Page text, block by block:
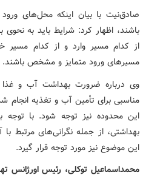
صادق‌نیت با بیان اینکه محل‌های
باشند، اظهار کرد: شرایط باید به
از کدام مسیر وارد و از کدام مسیر
مسیرهای ورود متمایز و مشخص باشند.
وی درباره ضرورت بهداشت آب و
مناسبی برای تأمین آب و تغذیه انجام
این محدوده نیز توجه شود. با
بهداشتی، از جمله نگرانی‌های مرتبط
این موضوع نیز مورد توجه قرار گیرد.
محمداسماعیل توکلی، رئیس اورژانس